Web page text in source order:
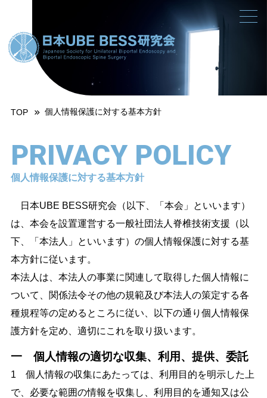
TOP 個人情報保護に対する基本方針
PRIVACY POLICY
個人情報保護に対する基本方針
日本UBE BESS研究会（以下、「本会」といいます）
は、本会を設置運営する一般社団法人脊椎技術支援（以
下、「本法人」といいます）の個人情報保護に対する基
本方針に従います。
本法人は、本法人の事業に関連して取得した個人情報に
ついて、関係法令その他の規範及び本法人の策定する各
種規程等の定めるところに従い、以下の通り個人情報保
護方針を定め、適切にこれを取り扱います。
一 個人情報の適切な収集、利用、提供、委託
1 個人情報の収集にあたっては、利用目的を明示した上
で、必要な範囲の情報を収集し、利用目的を通知又は公